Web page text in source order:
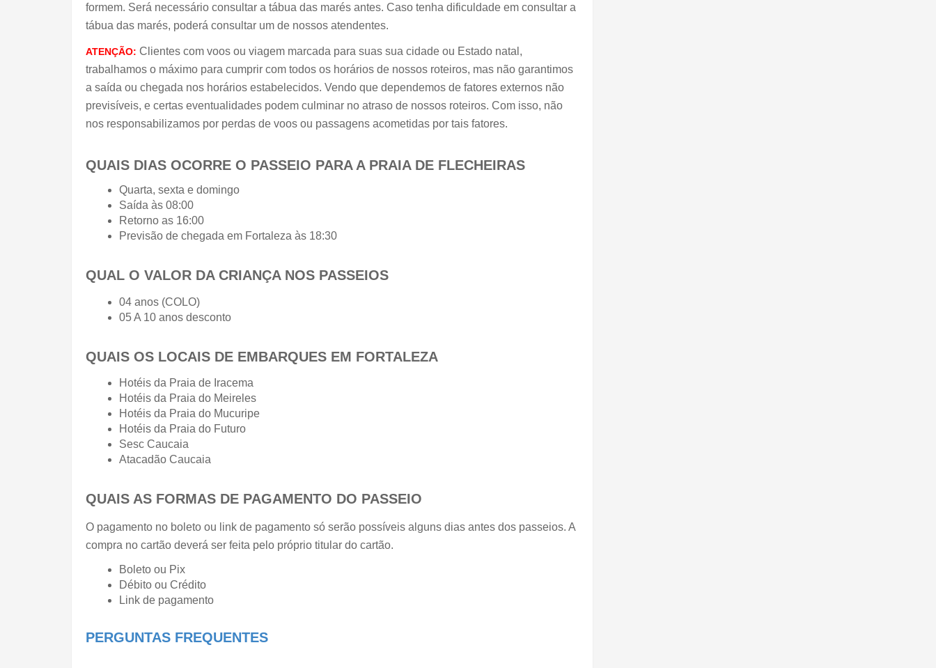
formem. Será necessário consultar a tábua das marés antes. Caso tenha dificuldade em consultar a
tábua das marés, poderá consultar um de nossos atendentes.
ATENÇÃO: Clientes com voos ou viagem marcada para suas sua cidade ou Estado natal,
trabalhamos o máximo para cumprir com todos os horários de nossos roteiros, mas não garantimos
a saída ou chegada nos horários estabelecidos. Vendo que dependemos de fatores externos não
previsíveis, e certas eventualidades podem culminar no atraso de nossos roteiros. Com isso, não
nos responsabilizamos por perdas de voos ou passagens acometidas por tais fatores.
QUAIS DIAS OCORRE O PASSEIO PARA A PRAIA DE FLECHEIRAS
Quarta, sexta e domingo
Saída às 08:00
Retorno as 16:00
Previsão de chegada em Fortaleza às 18:30
QUAL O VALOR DA CRIANÇA NOS PASSEIOS
04 anos (COLO)
05 A 10 anos desconto
QUAIS OS LOCAIS DE EMBARQUES EM FORTALEZA
Hotéis da Praia de Iracema
Hotéis da Praia do Meireles
Hotéis da Praia do Mucuripe
Hotéis da Praia do Futuro
Sesc Caucaia
Atacadão Caucaia
QUAIS AS FORMAS DE PAGAMENTO DO PASSEIO
O pagamento no boleto ou link de pagamento só serão possíveis alguns dias antes dos passeios. A
compra no cartão deverá ser feita pelo próprio titular do cartão.
Boleto ou Pix
Débito ou Crédito
Link de pagamento
PERGUNTAS FREQUENTES